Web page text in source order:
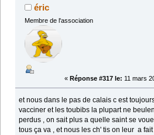
éric
Membre de l'association
« Réponse #317 le: 11 mars
et nous dans le pas de calais c est
vacciner et les toubibs la plupart ne
perdus , on sait plus a quelle saint se
tous ça va , et nous les ch' tis on leur a